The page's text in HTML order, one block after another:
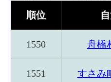
順位
1550 舟橋
1551 すさみ